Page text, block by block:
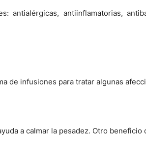
antialérgicas, antiinflamatorias,
de infusiones para tratar algunas
a calmar la pesadez. Otro beneficio